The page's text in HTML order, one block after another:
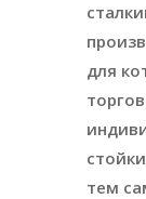
для
тем